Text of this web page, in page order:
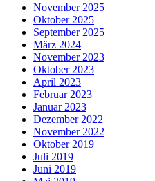
November 2025
Oktober 2025
September 2025
März 2024
November 2023
Oktober 2023
April 2023
Februar 2023
Januar 2023
Dezember 2022
November 2022
Oktober 2019
Juli 2019
Juni 2019